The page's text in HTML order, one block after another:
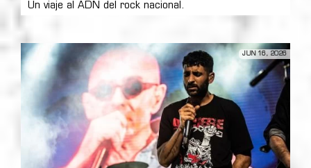
Un viaje al ADN del rock nacional.
JUN 16, 2026